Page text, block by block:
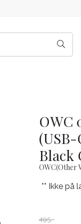
OWC
Black
OWC(Other
** Ikke på
495,-